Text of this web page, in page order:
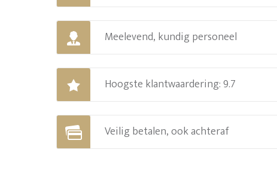
Meelevend, kundig personeel
Hoogste klantwaardering: 9.7
Veilig betalen, ook achteraf